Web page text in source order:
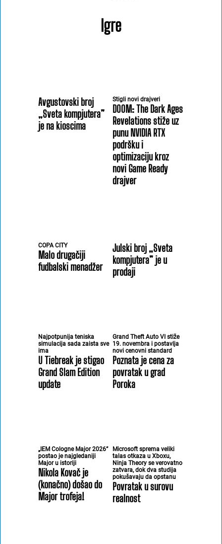
Igre
Avgustovski broj
„Sveta kompjutera”
je na kioscima
Stigli novi drajveri
DOOM: The Dark Ages
Revelations stiže uz
punu NVIDIA RTX
podršku i
optimizaciju kroz
novi Game Ready
drajver
COPA CITY
Malo drugačiji
fudbalski menadžer
Julski broj „Sveta
kompjutera” je u
prodaji
Najpotpunija teniska
simulacija sada zaista sve
ima
U Tiebreak je stigao
Grand Slam Edition
update
Grand Theft Auto VI stiže
19. novembra i postavlja
novi cenovni standard
Poznata je cena za
povratak u grad
Poroka
„IEM Cologne Major 2026”
postao je najgledaniji
Major u istoriji
Nikola Kovač je
(konačno) došao do
Major trofeja!
Microsoft sprema veliki
talas otkaza u Xboxu,
Ninja Theory se verovatno
zatvara, dok dva studija
pokušavaju da opstanu
Povratak u surovu
realnost